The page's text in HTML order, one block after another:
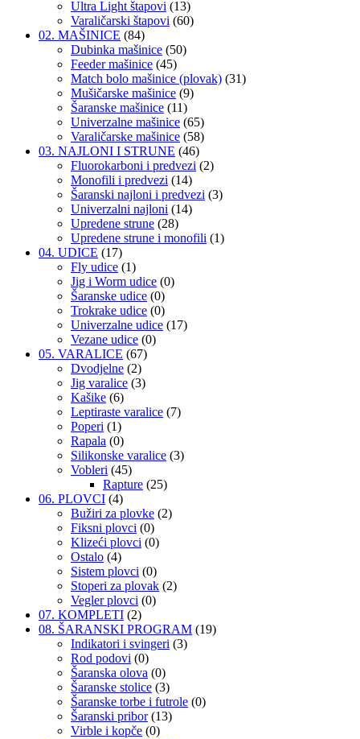
Ultra Light štapovi (13)
Varaličarski štapovi (60)
02. MAŠINICE (84)
Dubinka mašinice (50)
Feeder mašinice (45)
Match bolo mašinice (plovak) (31)
Mušičarske mašinice (9)
Šaranske mašinice (11)
Univerzalne mašinice (65)
Varaličarske mašinice (58)
03. NAJLONI I STRUNE (46)
Fluorokarboni i predvezi (2)
Monofili i predvezi (14)
Šaranski najloni i predvezi (3)
Univerzalni najloni (14)
Upredene strune (28)
Upredene strune i monofili (1)
04. UDICE (17)
Fly udice (1)
Jig i Worm udice (0)
Šaranske udice (0)
Trokrake udice (0)
Univerzalne udice (17)
Vezane udice (0)
05. VARALICE (67)
Dvodjelne (2)
Jig varalice (3)
Kašike (6)
Leptiraste varalice (7)
Poperi (1)
Rapala (0)
Silikonske varalice (3)
Vobleri (45)
Rapture (25)
06. PLOVCI (4)
Bužiri za plovke (2)
Fiksni plovci (0)
Klizeći plovci (0)
Ostalo (4)
Sistem plovci (0)
Stoperi za plovak (2)
Vegler plovci (0)
07. KOMPLETI (2)
08. ŠARANSKI PROGRAM (19)
Indikatori i svingeri (3)
Rod podovi (0)
Šaranska olova (0)
Šaranske stolice (3)
Šaranske torbe i futrole (0)
Šaranski pribor (13)
Virble i kopče (0)